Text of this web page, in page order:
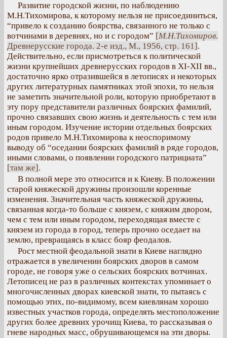
Развитие городской жизни, по наблюдению
М.Н.Тихомирова, к которому нельзя не присоединиться,
“привело к созданию боярства, связанного не только с
вотчинами в деревнях, но и с городом” [М.Н.Тихомиров.
Древнерусские города. 2-е изд., М., 1956, стр. 161].
Действительно, если присмотреться к политической
жизни крупнейших древнерусских городов в XI-XII вв.,
достаточно ярко отразившейся в летописях и некоторых
других литературных памятниках этой эпохи, то нельзя
не заметить значительной роли, которую приобретают в
эту пору представители различных боярских фамилий,
прочно связавших свою жизнь и деятельность с тем или
иным городом. Изучение истории отдельных боярских
родов привело М.Н.Тихомирова к неоспоримому
выводу об “оседании боярских фамилий в ряде городов,
иными словами, о появлении городского патрициата”
[там же].
В полной мере это относится и к Киеву. В положении
старой княжеской дружины произошли коренные
изменения. Значительная часть княжеской дружины,
связанная когда-то больше с князем, с княжим двором,
чем с тем или иным городом, переходящая вместе с
князем из города в город, теперь прочно оседает на
землю, превращаясь в класс бояр феодалов.
Рост местной феодальной знати в Киеве наглядно
отражается в увеличении боярских дворов в самом
городе, не говоря уже о сельских боярских вотчинах.
Летописец не раз в различных контекстах упоминает о
многочисленных дворах киевской знати, то пытаясь с
помощью этих, по-видимому, всем киевлянам хорошо
известных участков города, определять местоположение
других более древних урочищ Киева, то рассказывая о
гневе народных масс, обрушивающемся на эти дворы.